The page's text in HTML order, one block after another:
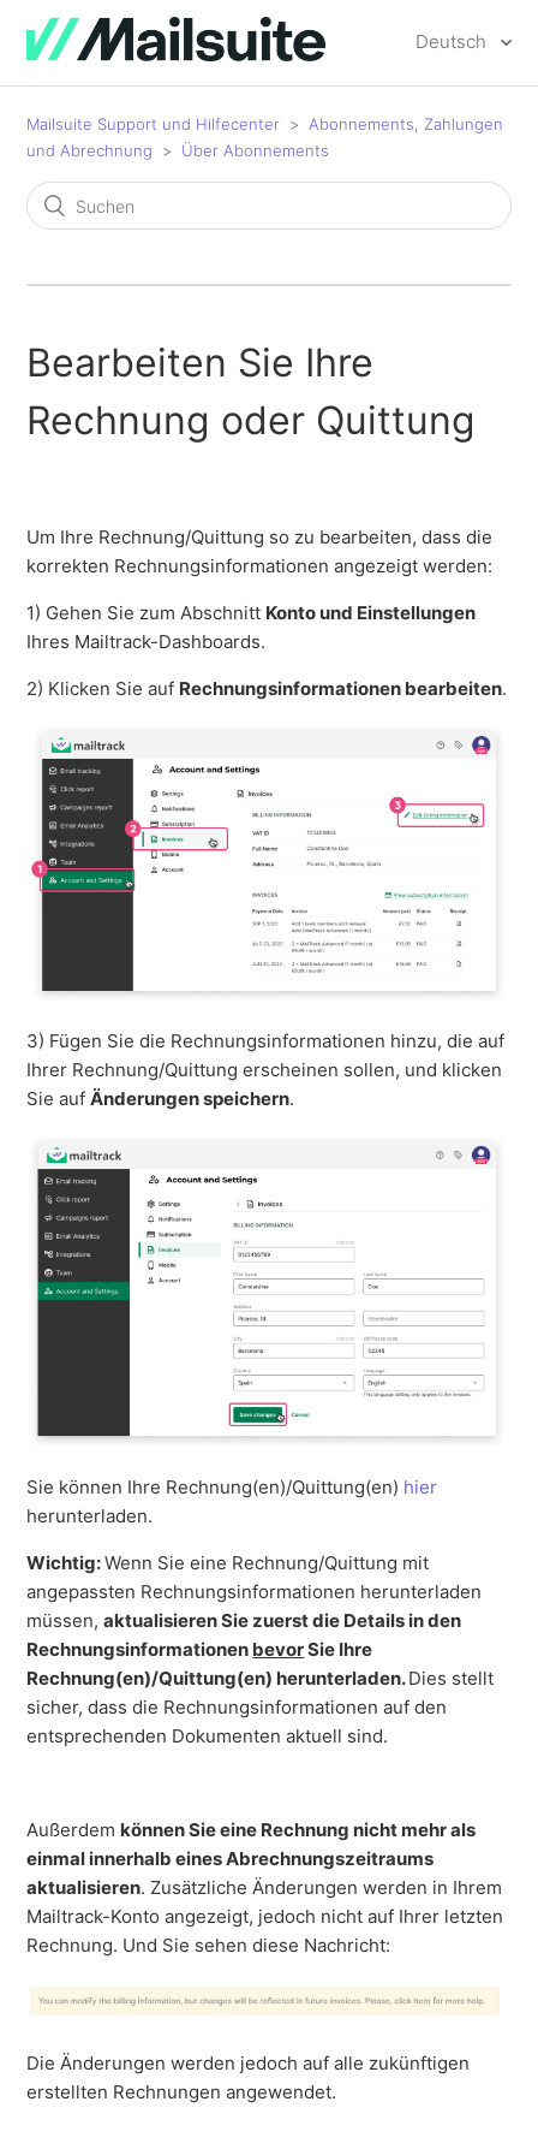
Deutsch
Mailsuite Support und Hilfecenter
Abonnements, Zahlungen
und Abrechnung
Über Abonnements
Bearbeiten Sie Ihre
Rechnung oder Quittung
Um Ihre Rechnung/Quittung so zu bearbeiten, dass die
korrekten Rechnungsinformationen angezeigt werden:
1) Gehen Sie zum Abschnitt Konto und Einstellungen
Ihres Mailtrack-Dashboards.
2) Klicken Sie auf Rechnungsinformationen bearbeiten.
3) Fügen Sie die Rechnungsinformationen hinzu, die auf
Ihrer Rechnung/Quittung erscheinen sollen, und klicken
Sie aufÄnderungen speichern.
Sie können Ihre Rechnung(en)/Quittung(en) hier
herunterladen.
Wichtig:Wenn Sie eine Rechnung/Quittung mit
angepassten Rechnungsinformationen herunterladen
müssen,aktualisieren Sie zuerst die Details in den
Rechnungsinformationen bevorSie Ihre
Rechnung(en)/Quittung(en) herunterladen.Dies stellt
sicher, dass die Rechnungsinformationen auf den
entsprechenden Dokumenten aktuell sind.
Außerdem können Sie eine Rechnung nicht mehr als
einmal innerhalb eines Abrechnungszeitraums
aktualisieren. Zusätzliche Änderungen werden in Ihrem
Mailtrack-Konto angezeigt, jedoch nicht auf Ihrer letzten
Rechnung. Und Sie sehen diese Nachricht:
Die Änderungen werden jedoch auf alle zukünftigen
erstellten Rechnungen angewendet.